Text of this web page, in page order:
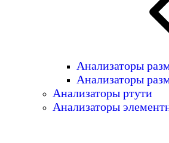
Анализаторы
Анализаторы
Анализаторы ртути
Анализаторы